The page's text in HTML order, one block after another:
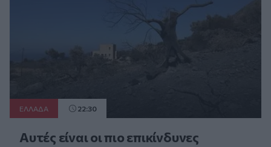
ΕΛΛAΔΑ 22:30
Αυτές είναι οι πιο επικίνδυνες